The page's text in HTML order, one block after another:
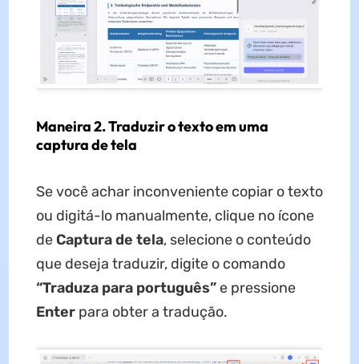
Maneira 2. Traduzir o texto em uma
captura de tela
Se você achar inconveniente copiar o texto
ou digitá-lo manualmente, clique no ícone
de Captura de tela, selecione o conteúdo
que deseja traduzir, digite o comando
“Traduza para português”e pressione
Enterpara obter a tradução.